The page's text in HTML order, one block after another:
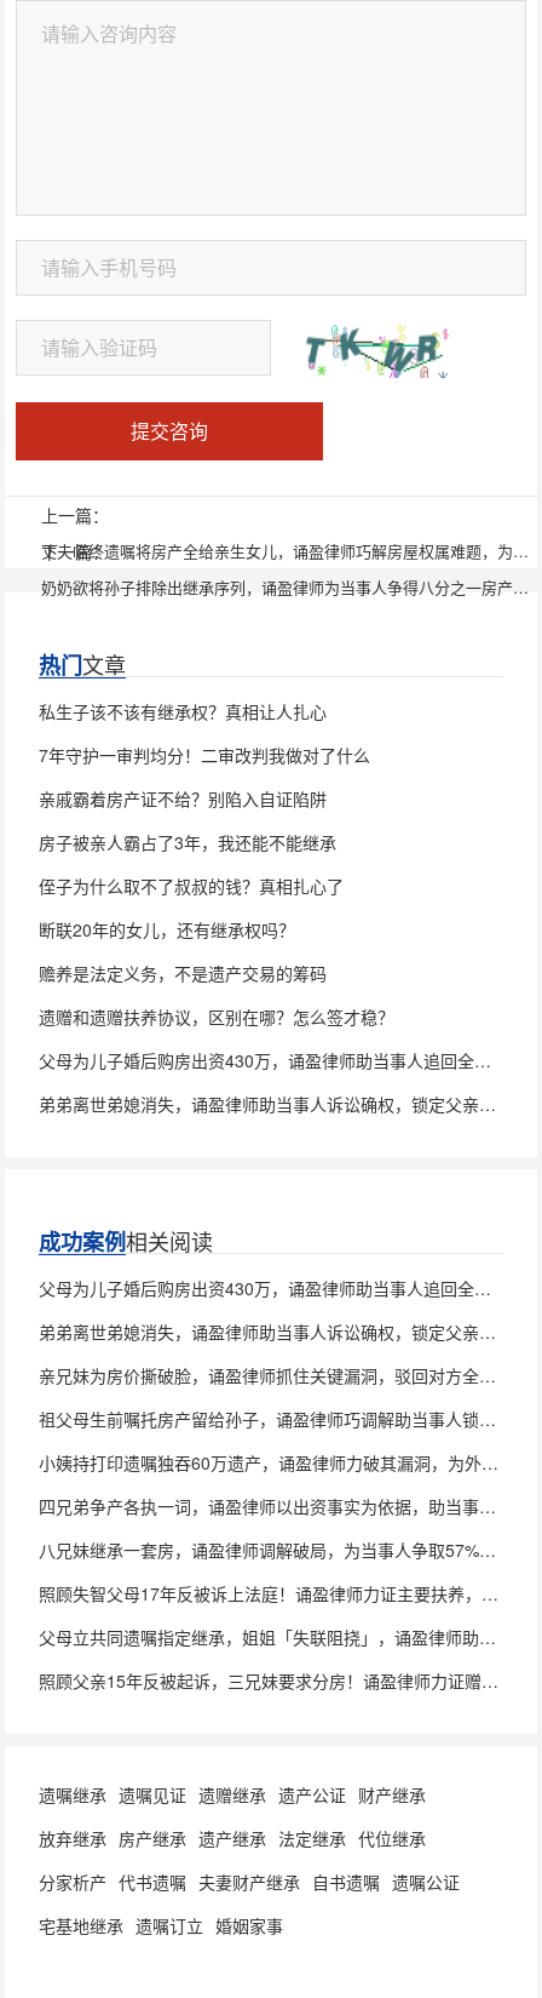
提交咨询
上一篇：
丈夫临终遗嘱将房产全给亲生女儿，诵盈律师巧解房屋权属难题，为继母争得40万元补偿
下一篇：
奶奶欲将孙子排除出继承序列，诵盈律师为当事人争得八分之一房产份额
热门文章
私生子该不该有继承权？真相让人扎心
7年守护一审判均分！二审改判我做对了什么
亲戚霸着房产证不给？别陷入自证陷阱
房子被亲人霸占了3年，我还能不能继承
侄子为什么取不了叔叔的钱？真相扎心了
断联20年的女儿，还有继承权吗？
赡养是法定义务，不是遗产交易的筹码
遗赠和遗赠扶养协议，区别在哪？怎么签才稳？
父母为儿子婚后购房出资430万，诵盈律师助当事人追回全部款项
弟弟离世弟媳消失，诵盈律师助当事人诉讼确权，锁定父亲房产100%继承权
成功案例相关阅读
父母为儿子婚后购房出资430万，诵盈律师助当事人追回全部款项
弟弟离世弟媳消失，诵盈律师助当事人诉讼确权，锁定父亲房产100%继承权
亲兄妹为房价撕破脸，诵盈律师抓住关键漏洞，驳回对方全部诉求
祖父母生前嘱托房产留给孙子，诵盈律师巧调解助当事人锁定房屋产权
小姨持打印遗嘱独吞60万遗产，诵盈律师力破其漏洞，为外孙夺回一半
四兄弟争产各执一词，诵盈律师以出资事实为依据，助当事人保住朝阳房屋
八兄妹继承一套房，诵盈律师调解破局，为当事人争取57%房产份额
照顾失智父母17年反被诉上法庭！诵盈律师力证主要扶养，为当事人争取多分
父母立共同遗嘱指定继承，姐姐「失联阻挠」，诵盈律师助当事人顺利继承
照顾父亲15年反被起诉，三兄妹要求分房！诵盈律师力证赠与有效，两审全胜
遗嘱继承 遗嘱见证 遗赠继承 遗产公证 财产继承
放弃继承 房产继承 遗产继承 法定继承 代位继承
分家析产 代书遗嘱 夫妻财产继承 自书遗嘱 遗嘱公证
宅基地继承 遗嘱订立 婚姻家事